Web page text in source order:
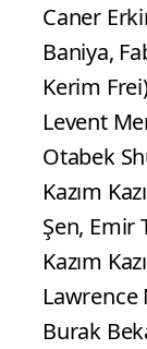
Caner
Baniya,
Kerim
Levent
Otabek
Kazım
Şen, Emir
Kazım
Lawrence
Burak